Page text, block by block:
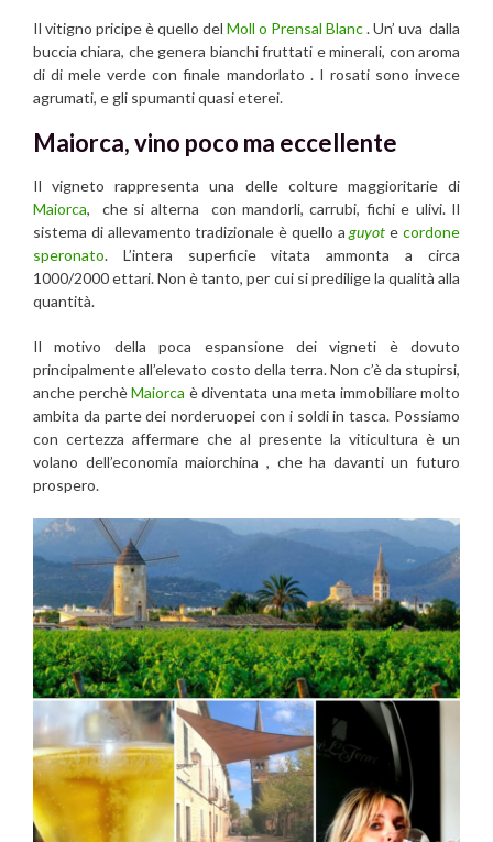
Il vitigno pricipe è quello del Moll o Prensal Blanc. Un’ uva dalla
buccia chiara, che genera bianchi fruttati e minerali, con aroma
didi mele verde con finale mandorlato . I rosati sono invece
agrumati, e gli spumanti quasi eterei.
Maiorca, vino poco ma eccellente
Il vigneto rappresenta una delle colture maggioritarie di
Maiorca, che si alterna con mandorli, carrubi, fichi e ulivi. Il
sistema di allevamento tradizionale è quello aguyot ecordone
speronato. L’intera superficie vitata ammonta a circa
1000/2000 ettari. Non è tanto, per cui si predilige la qualità alla
quantità.
Il motivo della poca espansione dei vigneti è dovuto
principalmente all’elevato costo della terra. Non c’è da stupirsi,
anche perchèMaiorca è diventata una meta immobiliare molto
ambita da parte dei norderuopei con i soldi in tasca. Possiamo
con certezza affermare che al presente la viticultura è un
volano dell’economia maiorchina , che ha davanti un futuro
prospero.